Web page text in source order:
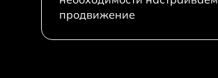
продвижение